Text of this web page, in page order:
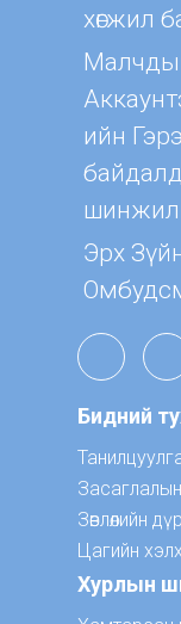
хөгжил
ийн
Эрх Зүйн
Бидний
Зөвлөлийн
Цагийн
Хурлын